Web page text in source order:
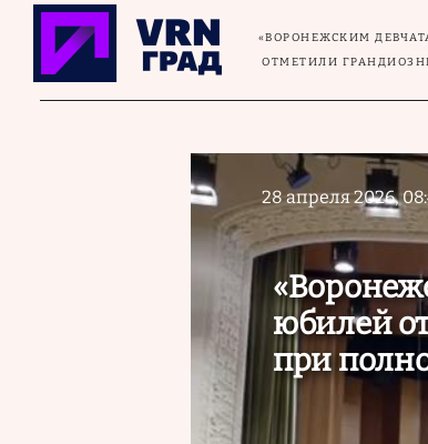
Перейти к основному содержанию
«ВОРОНЕЖСКИМ
ОТМЕТИЛИ
28 апреля 2026,
юбилей
при